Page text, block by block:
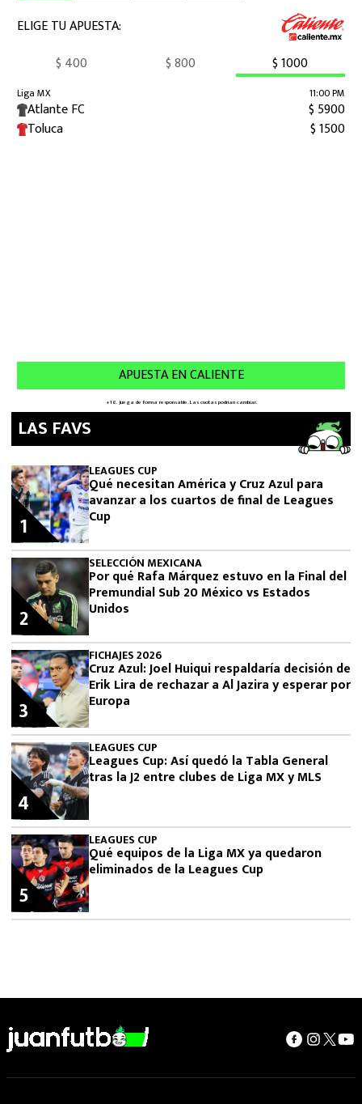
LAS FAVS
LEAGUES CUP
Qué necesitan América y Cruz Azul para
avanzar a los cuartos de final de Leagues
Cup
1
SELECCIÓN MEXICANA
Por qué Rafa Márquez estuvo en la Final del
Premundial Sub 20 México vs Estados
Unidos
2
FICHAJES 2026
Cruz Azul: Joel Huiqui respaldaría decisión de
Erik Lira de rechazar a Al Jazira y esperar por
Europa
3
LEAGUES CUP
Leagues Cup: Así quedó la Tabla General
tras la J2 entre clubes de Liga MX y MLS
4
LEAGUES CUP
Qué equipos de la Liga MX ya quedaron
eliminados de la Leagues Cup
5